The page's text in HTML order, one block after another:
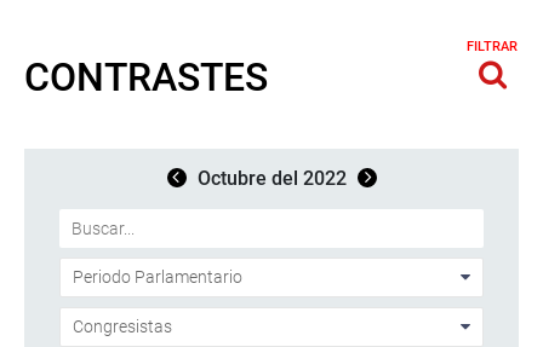
CONTRASTES
FILTRAR
Octubre del 2022